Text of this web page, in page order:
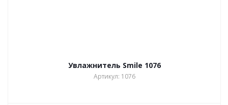
Увлажнитель Smile 1076
Артикул: 1076